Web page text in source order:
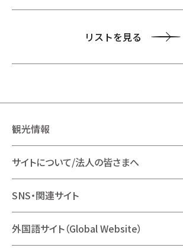
リストを見る
観光情報
サイトについて/法人の皆さまへ
SNS・関連サイト
外国語サイト（Global Website）